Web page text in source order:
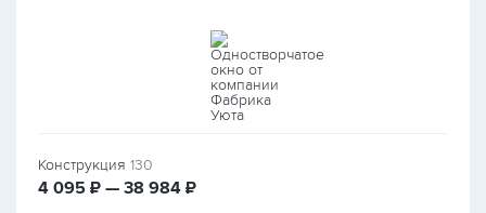
Конструкция 130
4 095 руб.
₽ — 38 984 руб.
₽